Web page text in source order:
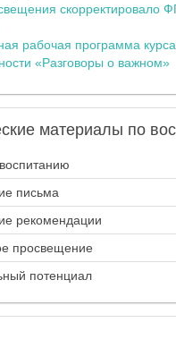
скорректировало
рабочая программа
«Разговоры о важном»
материалы по
письма
рекомендации
просвещение
потенциал